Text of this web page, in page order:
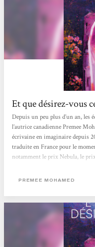
Et que désirez-vous
Depuis un peu plus d’un an, les
l’autrice canadienne Premee
écrivaine en imaginaire depuis
traduite en France pour le
notamment le prix Nebula, le
en 2025 traduit par Marie
PREMEE MOHAMED